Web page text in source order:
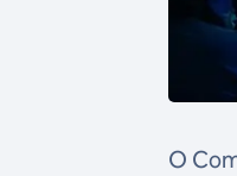
O